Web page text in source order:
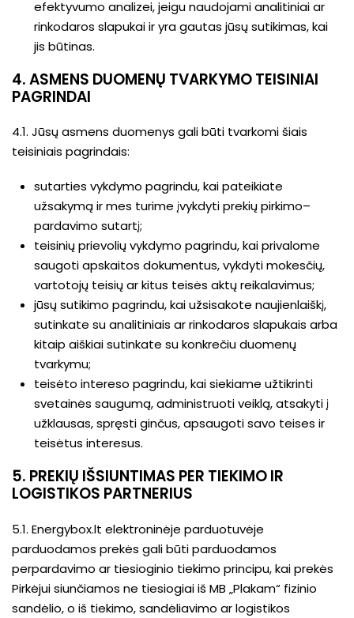
efektyvumo analizei, jeigu naudojami analitiniai ar
rinkodaros slapukai ir yra gautas jūsų sutikimas, kai
jis būtinas.
4. ASMENS DUOMENŲ TVARKYMO TEISINIAI
PAGRINDAI
4.1. Jūsų asmens duomenys gali būti tvarkomi šiais
teisiniais pagrindais:
sutarties vykdymo pagrindu, kai pateikiate
užsakymą ir mes turime įvykdyti prekių pirkimo–
pardavimo sutartį;
teisinių prievolių vykdymo pagrindu, kai privalome
saugoti apskaitos dokumentus, vykdyti mokesčių,
vartotojų teisių ar kitus teisės aktų reikalavimus;
jūsų sutikimo pagrindu, kai užsisakote naujienlaiškį,
sutinkate su analitiniais ar rinkodaros slapukais arba
kitaip aiškiai sutinkate su konkrečiu duomenų
tvarkymu;
teisėto intereso pagrindu, kai siekiame užtikrinti
svetainės saugumą, administruoti veiklą, atsakyti į
užklausas, spręsti ginčus, apsaugoti savo teises ir
teisėtus interesus.
5. PREKIŲ IŠSIUNTIMAS PER TIEKIMO IR
LOGISTIKOS PARTNERIUS
5.1. Energybox.lt elektroninėje parduotuvėje
parduodamos prekės gali būti parduodamos
perpardavimo ar tiesioginio tiekimo principu, kai prekės
Pirkėjui siunčiamos ne tiesiogiai iš MB „Plakam“ fizinio
sandėlio, o iš tiekimo, sandėliavimo ar logistikos